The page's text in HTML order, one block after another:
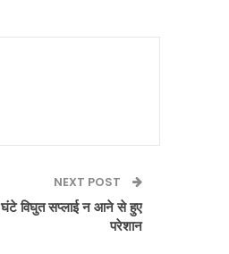
NEXT POST
विघुत सप्लाई न आने से हुए
परेशान